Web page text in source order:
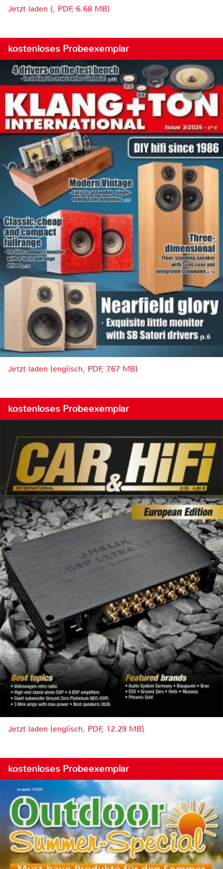
Jetzt laden (, PDF, 6.68 MB)
kostenloses Probeexemplar
Jetzt laden (englisch, PDF, 7.67 MB)
kostenloses Probeexemplar
Jetzt laden (englisch, PDF, 12.29 MB)
kostenloses Probeexemplar